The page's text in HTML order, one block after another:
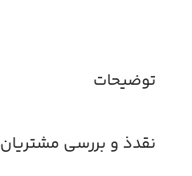
توضیحات
نقدذ و بررسی مشتریان